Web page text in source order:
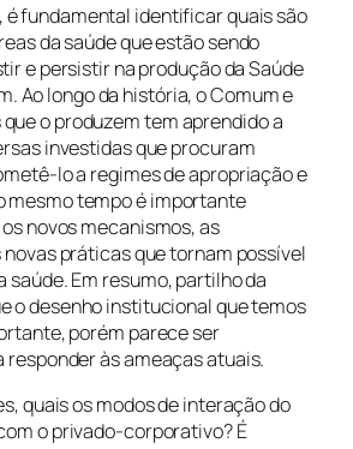
é fundamental identificar quais são
da saúde que estão sendo
e persistir na produção da Saúde
Ao longo da história, o Comum e
o produzem tem aprendido a
investidas que procuram
lo a regimes de apropriação e
mesmo tempo é importante
novos mecanismos, as
práticas que tornam possível
saúde. Em resumo, partilho da
o desenho institucional que temos
porém parece ser
às ameaças atuais.
quais os modos de interação do
o privado-corporativo? É